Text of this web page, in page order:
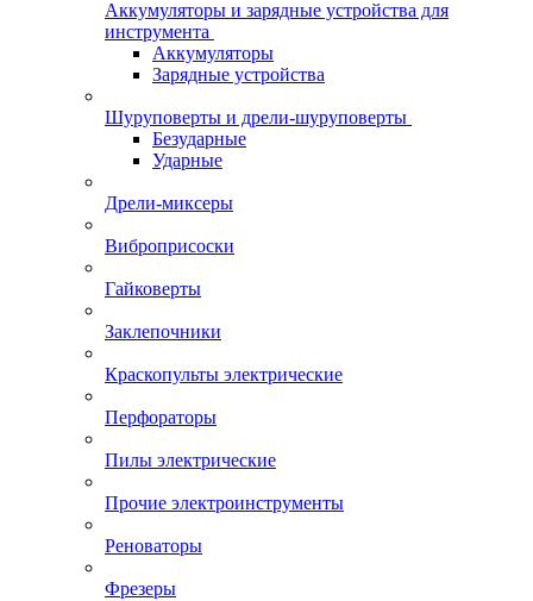
Аккумуляторы и зарядные устройства для
инструмента
Аккумуляторы
Зарядные устройства
Шуруповерты и дрели-шуруповерты
Безударные
Ударные
Дрели-миксеры
Виброприсоски
Гайковерты
Заклепочники
Краскопульты электрические
Перфораторы
Пилы электрические
Прочие электроинструменты
Реноваторы
Фрезеры